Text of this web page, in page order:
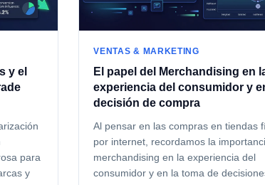
y el
para
y
VENTAS & MARKETING
El papel del Merchandising en
experiencia del consumidor y
decisión de compra
Al pensar en las compras en tiendas
por internet, recordamos la
merchandising en la experiencia del
consumidor y en la toma de